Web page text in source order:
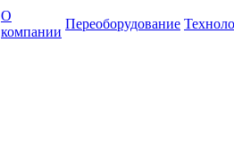
О
компании
Переоборудование